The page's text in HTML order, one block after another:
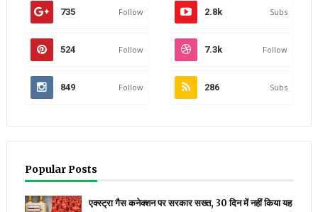
735 Follow 2.8k Subs
524 Follow 7.3k Follow
849 Follow 286 Subs
Popular Posts
एक्स्ट्रा गैस कनेक्शन पर सरकार सख्त, 30 दिन में नहीं किया यह